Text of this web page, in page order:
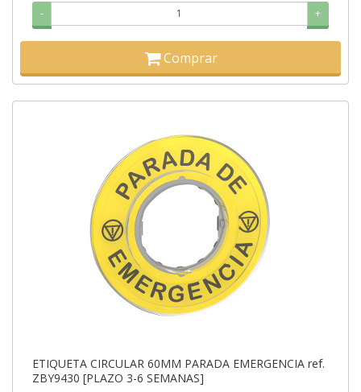
- +
Comprar
ETIQUETA CIRCULAR 60MM PARADA EMERGENCIA ref.
ZBY9430 [PLAZO 3-6 SEMANAS]